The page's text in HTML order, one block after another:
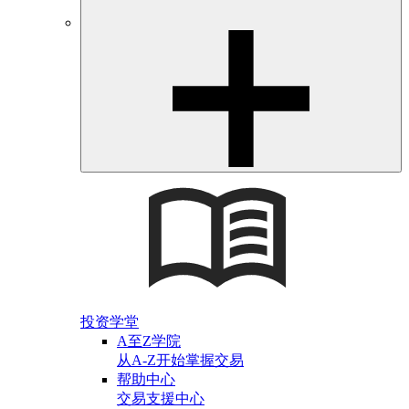
投资学堂
A至Z学院
从A-Z开始掌握交易
帮助中心
交易支援中心